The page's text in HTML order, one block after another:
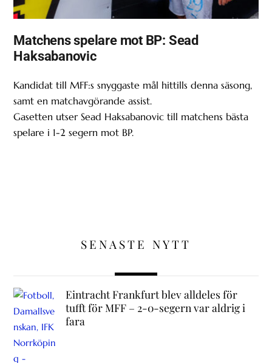
Matchens spelare mot BP: Sead
Haksabanovic
Kandidat till MFF:s snyggaste mål hittills denna säsong,
samt en matchavgörande assist.
Gasetten utser Sead Haksabanovic till matchens bästa
spelare i 1-2 segern mot BP.
SENASTE NYTT
Eintracht Frankfurt blev alldeles för
tufft för MFF – 2-0-segern var aldrig i
fara